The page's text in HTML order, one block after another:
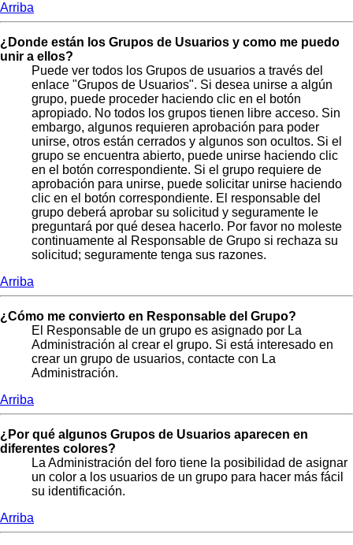
Arriba
¿Donde están los Grupos de Usuarios y como me puedo
unir a ellos?
Puede ver todos los Grupos de usuarios a través del
enlace "Grupos de Usuarios". Si desea unirse a algún
grupo, puede proceder haciendo clic en el botón
apropiado. No todos los grupos tienen libre acceso. Sin
embargo, algunos requieren aprobación para poder
unirse, otros están cerrados y algunos son ocultos. Si el
grupo se encuentra abierto, puede unirse haciendo clic
en el botón correspondiente. Si el grupo requiere de
aprobación para unirse, puede solicitar unirse haciendo
clic en el botón correspondiente. El responsable del
grupo deberá aprobar su solicitud y seguramente le
preguntará por qué desea hacerlo. Por favor no moleste
continuamente al Responsable de Grupo si rechaza su
solicitud; seguramente tenga sus razones.
Arriba
¿Cómo me convierto en Responsable del Grupo?
El Responsable de un grupo es asignado por La
Administración al crear el grupo. Si está interesado en
crear un grupo de usuarios, contacte con La
Administración.
Arriba
¿Por qué algunos Grupos de Usuarios aparecen en
diferentes colores?
La Administración del foro tiene la posibilidad de asignar
un color a los usuarios de un grupo para hacer más fácil
su identificación.
Arriba